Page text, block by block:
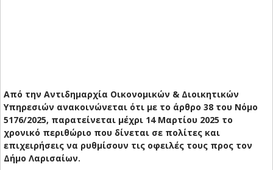
Από την Αντιδημαρχία Οικονομικών & Διοικητικών
Υπηρεσιών ανακοινώνεται ότι με το άρθρο 38 του Νόμο
5176/2025, παρατείνεται μέχρι 14 Μαρτίου 2025 το
χρονικό περιθώριο που δίνεται σε πολίτες και
επιχειρήσεις να ρυθμίσουν τις οφειλές τους προς τον
Δήμο Λαρισαίων.